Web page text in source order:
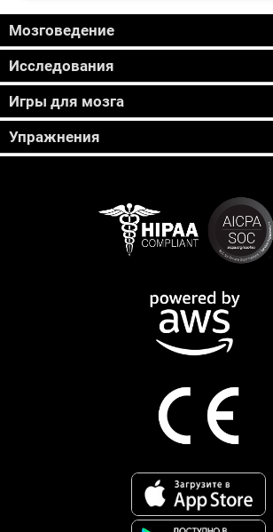
Мозговедение
Исследования
Игры для мозга
Упражнения